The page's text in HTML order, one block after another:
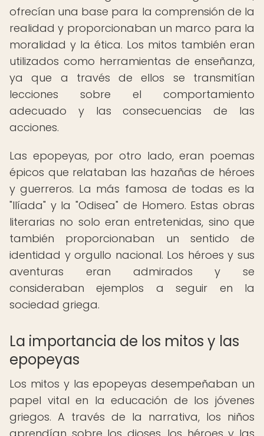
ofrecían una base para la comprensión de la
realidad y proporcionaban un marco para la
moralidad y la ética. Los mitos también eran
utilizados como herramientas de enseñanza,
ya que a través de ellos se transmitían
lecciones sobre el comportamiento
adecuado y las consecuencias de las
acciones.
Las epopeyas, por otro lado, eran poemas
épicos que relataban las hazañas de héroes
y guerreros. La más famosa de todas es la
"Ilíada" y la "Odisea" de Homero. Estas obras
literarias no solo eran entretenidas, sino que
también proporcionaban un sentido de
identidad y orgullo nacional. Los héroes y sus
aventuras eran admirados y se
consideraban ejemplos a seguir en la
sociedad griega.
La importancia de los mitos y las
epopeyas
Los mitos y las epopeyas desempeñaban un
papel vital en la educación de los jóvenes
griegos. A través de la narrativa, los niños